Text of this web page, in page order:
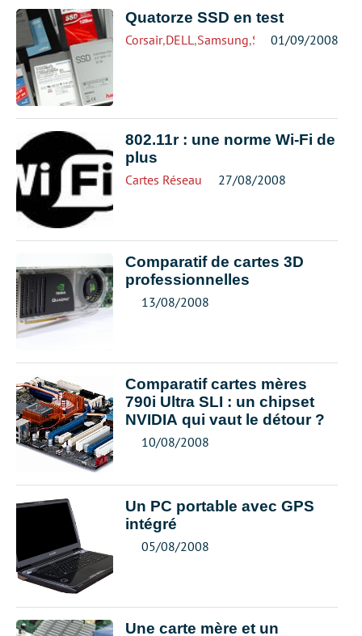
Quatorze SSD en test
Corsair,DELL ,Samsung,Stockage
01/09/2008
802.11r : une norme Wi-Fi de
plus
Cartes Réseau 27/08/2008
Comparatif de cartes 3D
professionnelles
13/08/2008
Comparatif cartes mères
790i Ultra SLI : un chipset
NVIDIA qui vaut le détour ?
10/08/2008
Un PC portable avec GPS
intégré
05/08/2008
Une carte mère et un